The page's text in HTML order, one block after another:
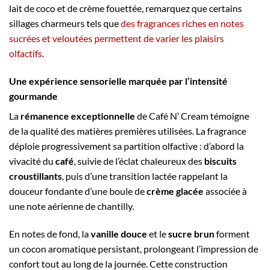
lait de coco et de crème fouettée, remarquez que certains
sillages charmeurs tels quedes fragrances riches en notes
sucrées et veloutées permettent de varier les plaisirs
olfactifs.
Une expérience sensorielle marquée par l’intensité
gourmande
La rémanence exceptionnelle de Café N’ Cream témoigne
de la qualité des matières premières utilisées. La fragrance
déploie progressivement sa partition olfactive : d’abord la
vivacité du café, suivie de l’éclat chaleureux des biscuits
croustillants, puis d’une transition lactée rappelant la
douceur fondante d’une boule decrème glacée associée à
une note aérienne de chantilly.
En notes de fond, lavanille douce et lesucre brunforment
un cocon aromatique persistant, prolongeant l’impression de
confort tout au long de la journée. Cette construction